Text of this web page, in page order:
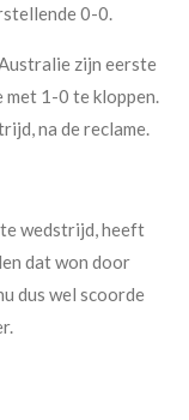
0-0.
zijn eerste
1-0 te kloppen.
na de reclame.
wedstrijd, heeft
dat won door
dus wel scoorde